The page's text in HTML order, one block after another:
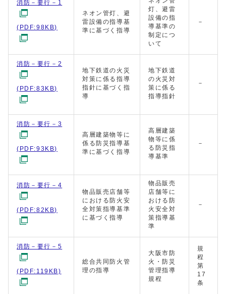
消防－要行－1
(PDF:98KB)
ネオン管灯、避
雷設備の指導基
準に基づく指導
灯、避雷
設備の指
導基準の
制定につ
いて
－
消防－要行－2
(PDF:83KB)
地下鉄道の火災
対策に係る指導
指針に基づく指
導
地下鉄道
の火災対
策に係る
指導指針
－
消防－要行－3
(PDF:93KB)
高層建築物等に
係る防災指導基
準に基づく指導
高層建築
物等に係
る防災指
導基準
－
消防－要行－4
(PDF:82KB)
物品販売店舗等
における防火安
全対策指導基準
に基づく指導
物品販売
店舗等に
おける防
火安全対
策指導基
準
－
消防－要行－5
(PDF:119KB)
総合共同防火管
理の指導
大阪市防
火・防災
管理指導
規程
規
程
第
17
条